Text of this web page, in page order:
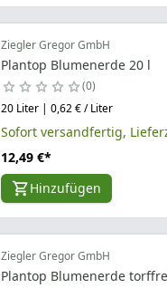
Ziegler Gregor GmbH
Plantop Blumenerde 20 l
0
20 Liter | 0,62 € / Liter
Sofort versandfertig,
12,49 €*
Hinzufügen
Ziegler Gregor GmbH
Plantop Blumenerde